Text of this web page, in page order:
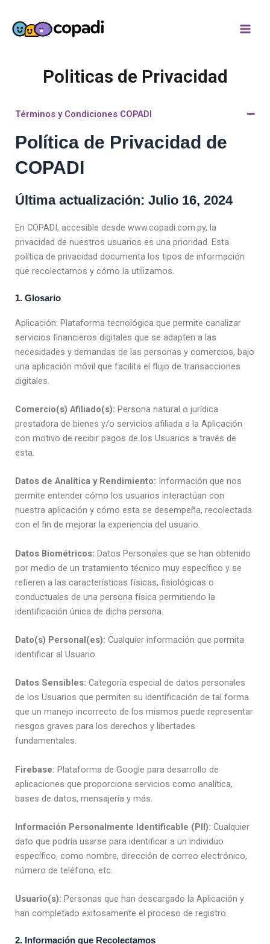
contenido
Politicas de Privacidad
Términos y Condiciones COPADI
Política de Privacidad de
COPADI
Última actualización: Julio 16, 2024
En COPADI, accesible desde www.copadi.com.py, la
privacidad de nuestros usuarios es una prioridad. Esta
política de privacidad documenta los tipos de información
que recolectamos y cómo la utilizamos.
1. Glosario
Aplicación: Plataforma tecnológica que permite canalizar
servicios financieros digitales que se adapten a las
necesidades y demandas de las personas y comercios, bajo
una aplicación móvil que facilita el flujo de transacciones
digitales.
Comercio(s) Afiliado(s): Persona natural o jurídica
prestadora de bienes y/o servicios afiliada a la Aplicación
con motivo de recibir pagos de los Usuarios a través de
esta.
Datos de Analítica y Rendimiento: Información que nos
permite entender cómo los usuarios interactúan con
nuestra aplicación y cómo esta se desempeña, recolectada
con el fin de mejorar la experiencia del usuario.
Datos Biométricos: Datos Personales que se han obtenido
por medio de un tratamiento técnico muy específico y se
refieren a las características físicas, fisiológicas o
conductuales de una persona física permitiendo la
identificación única de dicha persona.
Dato(s) Personal(es): Cualquier información que permita
identificar al Usuario.
Datos Sensibles: Categoría especial de datos personales
de los Usuarios que permiten su identificación de tal forma
que un manejo incorrecto de los mismos puede representar
riesgos graves para los derechos y libertades
fundamentales.
Firebase: Plataforma de Google para desarrollo de
aplicaciones que proporciona servicios como analítica,
bases de datos, mensajería y más.
Información Personalmente Identificable (PII): Cualquier
dato que podría usarse para identificar a un individuo
específico, como nombre, dirección de correo electrónico,
número de teléfono, etc.
Usuario(s): Personas que han descargado la Aplicación y
han completado exitosamente el proceso de registro.
2. Información que Recolectamos